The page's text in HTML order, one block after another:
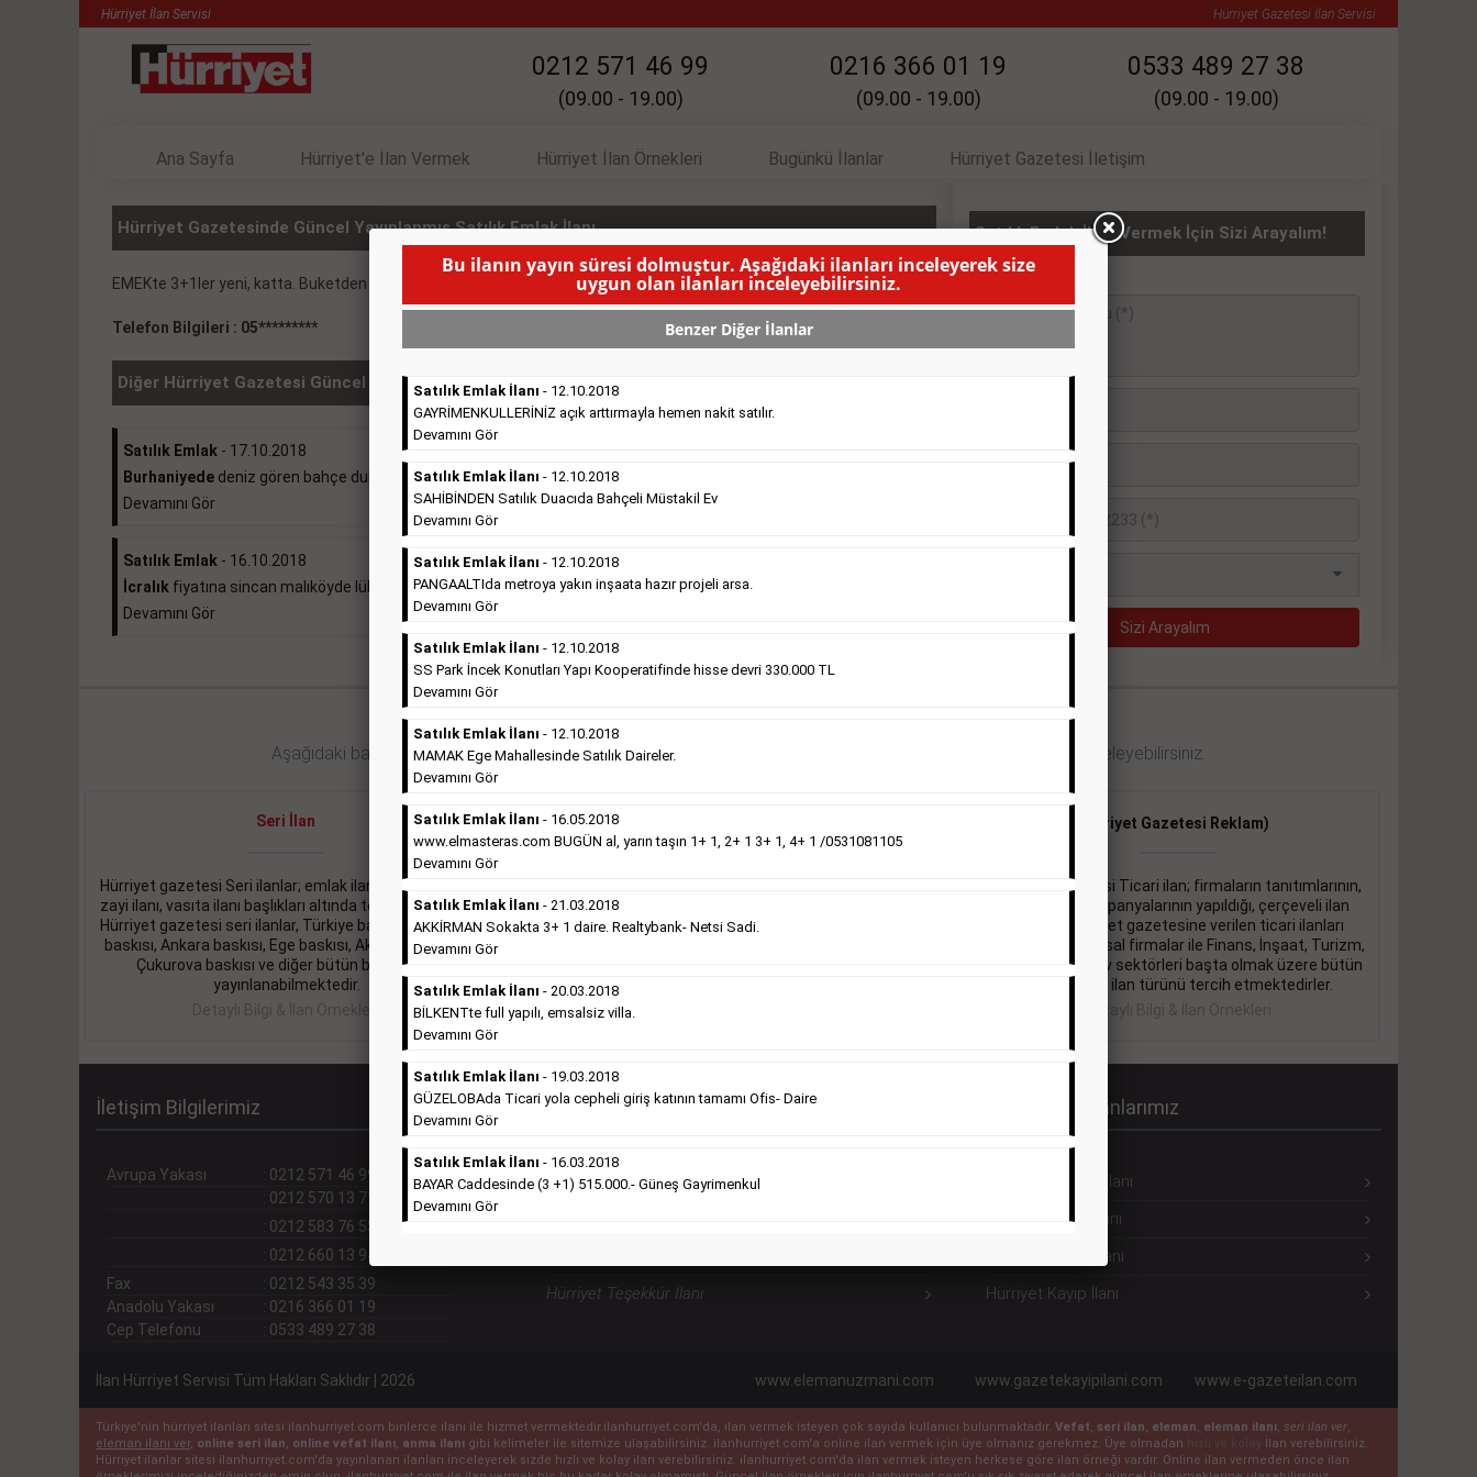
Hürriyet İlan Servisi Hürriyet Gazetesi İlan Servisi
0212 571 46 99
(09.00 - 19.00)
0216 366 01 19
(09.00 - 19.00)
0533 489 27 38
(09.00 - 19.00)
Ana Sayfa Hürriyet'e İlan Vermek Hürriyet İlan Örnekleri Bugünkü İlanlar Hürriyet Gazetesi İletişim
Hürriyet Gazetesinde Güncel Yayınlanmış Satılık Emlak İlanı
EMEKte 3+1ler yeni, katta. Buketden ( BU İLANIN YAYINLANMA SÜRESİ DOLMUŞTUR )
Telefon Bilgileri : 05*********
Diğer Hürriyet Gazetesi Güncel İlanlar
Satılık Emlak - 17.10.2018
Burhaniyede deniz gören bahçe dubleksi 370.000e ...
Devamını Gör
Belediyesitesinde süper kelepir 415.000e ...
Devamını Gör
Satılık Emlak - 16.10.2018
İcralık fiyatına sincan malıköyde lüks daire ...
Devamını Gör
Satılık Emlak
Gebzedesatılık sıfır otel 34 odalı. ...
Satılık Emlak İlanı Vermek İçin Sizi Arayalım!
Aşağıdaki bağlantıları takip ederek Hürriyet gazetesi ilan türleri hakkında detaylara ulaşabilir, ilan örneklerini inceleyebilirsiniz.
Seri İlan
Hürriyet gazetesi Seri ilanlar; emlak ilanı, eleman ilanı,
zayi ilanı, vasıta ilanı başlıkları altında toplanmaktadır.
Hürriyet gazetesi seri ilanlar, Türkiye baskısı, İstanbul
baskısı, Ankara baskısı, Ege baskısı, Akdeniz baskısı,
Çukurova baskısı ve diğer bütün bölgelerde
yayınlanabilmektedir.
Detaylı Bilgi & İlan Örnekleri
Sosyal İlan
türü altında vefat ilanı anma ilan, başsağlığı ilanı,
teşekkür ilanı vb. ilan türleri toplanmaktadır. Ticari
(Hürriyet Gazetesi Reklam)
Hürriyet gazetesi Ticari ilan; firmaların tanıtımlarının,
duyuru ve kampanyalarının yapıldığı, çerçeveli ilan
çeşididir.Hüriyet gazetesine verilen ticari ilanları
genellikle kurumsal firmalar ile Finans, İnşaat, Turizm,
Eğitim, Otomotiv sektörleri başta olmak üzere bütün
sektörler bu ilan türünü tercih etmektedirler.
Detaylı Bilgi & İlan Örnekleri
İletişim Bilgilerimiz
Avrupa Yakası : 0212 571 46 99 (pbx)
: 0212 570 13 71
: 0212 583 76 53
: 0212 660 13 94
Fax
: 0212 543 35 39
Anadolu Yakası
: 0216 366 01 19
Cep Telefonu
: 0533 489 27 38
Hürriyet Sosyal İlanlarımız
Hürriyet Vefat İlanı
Hürriyet Teşekkür İlanı
Hürriyet Seri İlanlarımız
Hürriyet Eleman İlanı
Hürriyet Emlak İlanı
Hürriyet Vasıta İlanı
Hürriyet Kayıp İlanı
İlan Hürriyet Servisi Tüm Hakları Saklıdır | 2026 www.elemanuzmani.com www.gazetekayipilani.com www.e-gazeteilan.com
Türkiye'nin hürriyet ilanları sitesi ilanhurriyet.com binlerce ilanı ile hizmet vermektedir.ilanhurriyet.com'da, ilan vermek isteyen çok sayıda kullanıcı bulunmaktadır. Vefat, seri ilan, eleman, eleman ilanı, seri ilan ver,
eleman ilanı ver, online seri ilan, online vefat ilanı, anma ilanı gibi kelimeler ile sitemize ulaşabilirsiniz. ilanhurriyet.com'a online ilan vermek için üye olmanız gerekmez. Üye olmadan
İlan verebilirsiniz.
Hürriyet ilanlar sitesi ilanhurriyet.com'da yayınlanan ilanları inceleyerek sizde hızlı ve kolay ilan verebilirsiniz. ilanhurriyet.com'da ilan vermek isteyen herkese göre ilan örneği vardır. Online ilan vermeden önce ilan
Bu ilanın yayın süresi dolmuştur. Aşağıdaki ilanları inceleyerek size
uygun olan ilanları inceleyebilirsiniz.
Benzer Diğer İlanlar
Satılık Emlak İlanı - 12.10.2018
GAYRİMENKULLERİNİZ açık arttırmayla hemen nakit satılır.
Devamını Gör
Satılık Emlak İlanı - 12.10.2018
SAHİBİNDEN Satılık Duacıda Bahçeli Müstakil Ev
Devamını Gör
Satılık Emlak İlanı - 12.10.2018
PANGAALTIda metroya yakın inşaata hazır projeli arsa.
Devamını Gör
Satılık Emlak İlanı - 12.10.2018
SS Park İncek Konutları Yapı Kooperatifinde hisse devri 330.000 TL
Devamını Gör
Satılık Emlak İlanı - 12.10.2018
MAMAK Ege Mahallesinde Satılık Daireler.
Devamını Gör
Satılık Emlak İlanı - 16.05.2018
www.elmasteras.com BUGÜN al, yarın taşın 1+ 1, 2+ 1 3+ 1, 4+ 1 /0531081105
Devamını Gör
Satılık Emlak İlanı - 21.03.2018
AKKİRMAN Sokakta 3+ 1 daire. Realtybank- Netsi Sadi.
Devamını Gör
Satılık Emlak İlanı - 20.03.2018
BİLKENTte full yapılı, emsalsiz villa.
Devamını Gör
Satılık Emlak İlanı - 19.03.2018
GÜZELOBAda Ticari yola cepheli giriş katının tamamı Ofis- Daire
Devamını Gör
Satılık Emlak İlanı - 16.03.2018
BAYAR Caddesinde (3 +1) 515.000.- Güneş Gayrimenkul
Devamını Gör